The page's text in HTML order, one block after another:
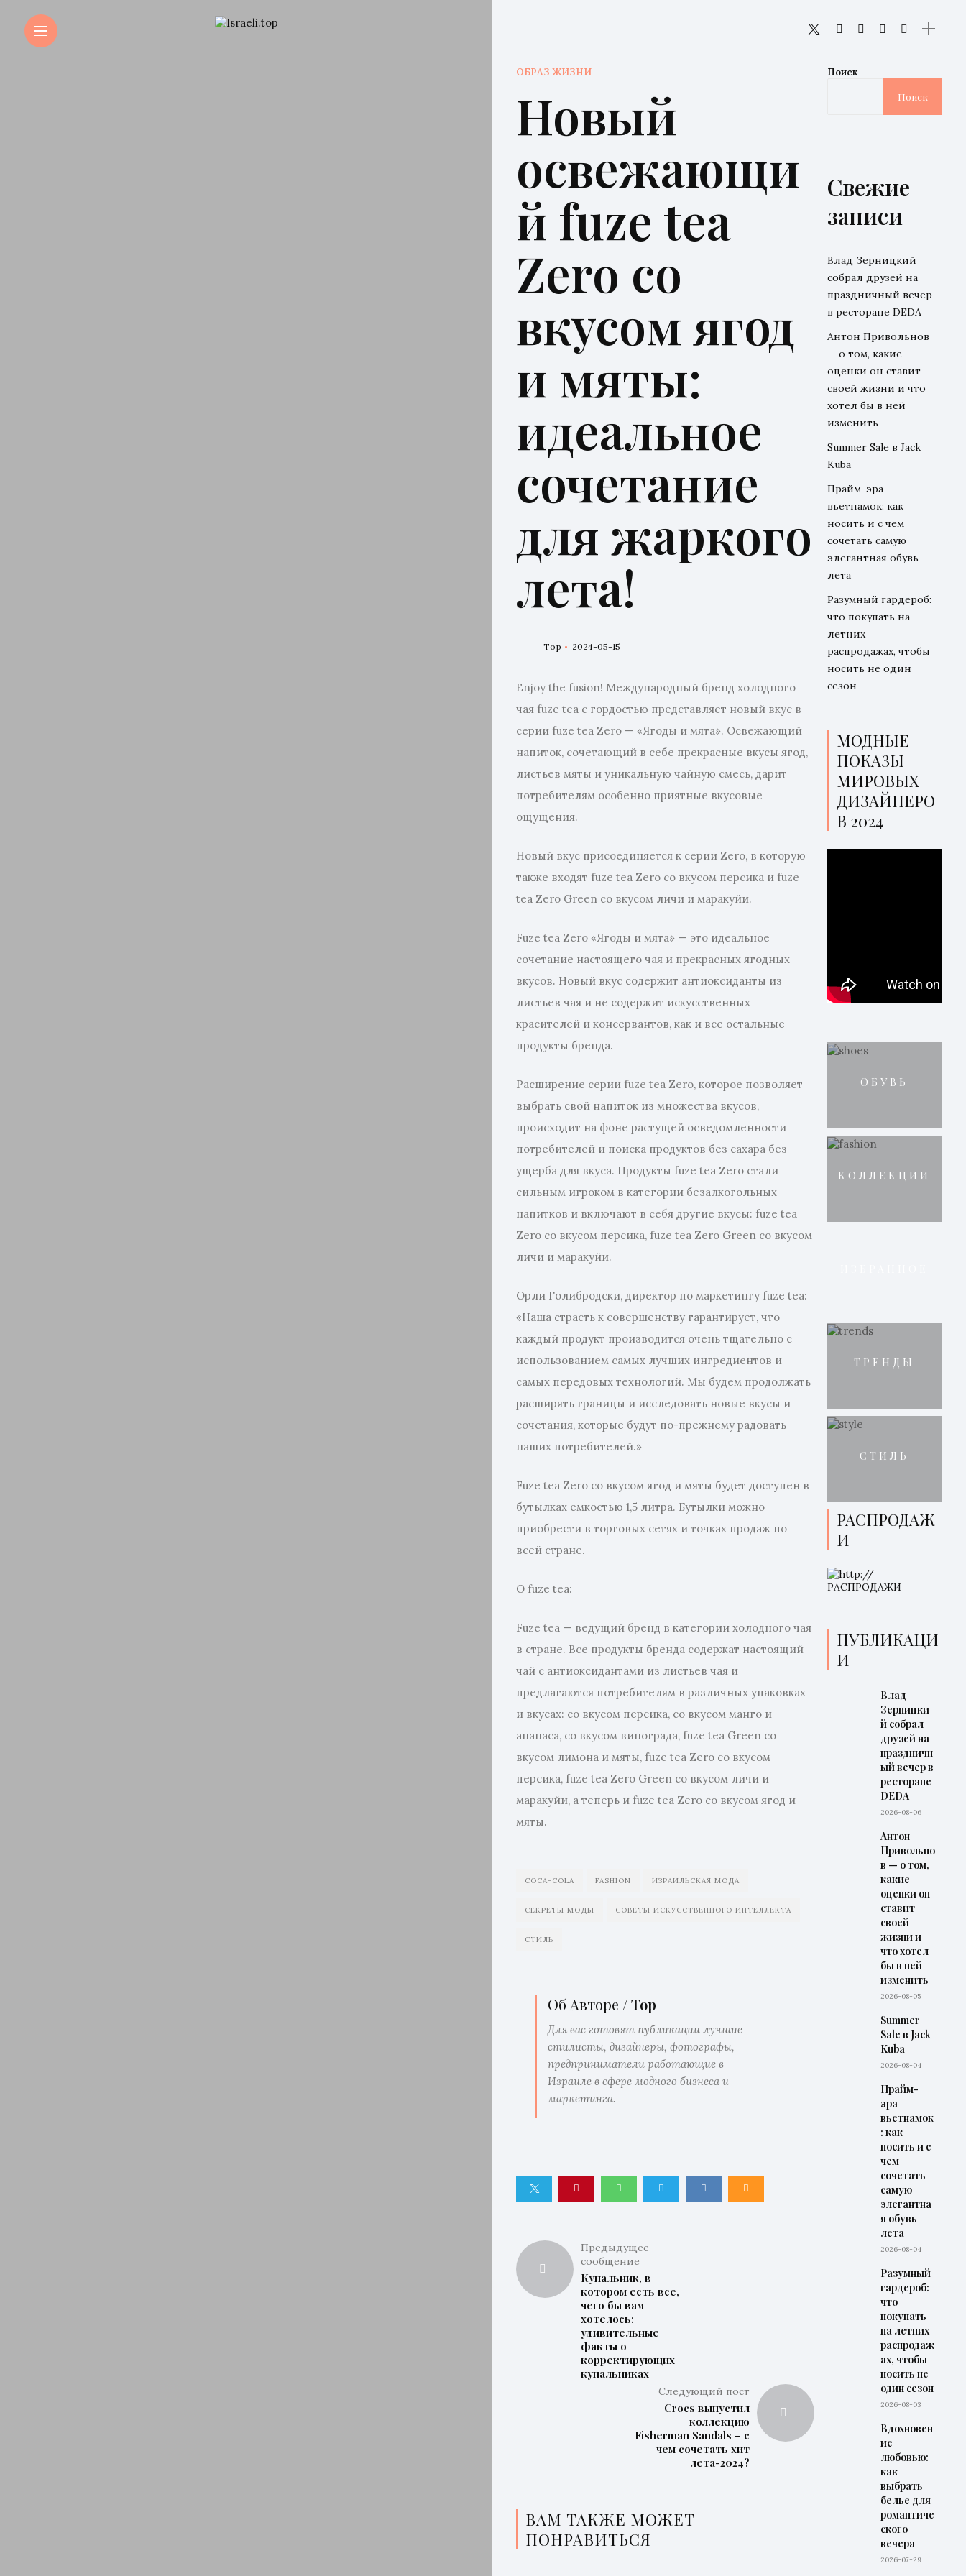
Главная
Избранное
Тренды
Красота
Образ
жизни
Аксессуары
Коллекции
Обувь
Стиль
Поиск
ОБРАЗ ЖИЗНИ
Новый
освежающи
й fuze tea
Zero со
вкусом ягод
и мяты:
идеальное
сочетание
для жаркого
лета!
Top 2024-05-15
Enjoy the fusion! Международный бренд холодного
чая fuze tea с гордостью представляет новый вкус в
серии fuze tea Zero — «Ягоды и мята». Освежающий
напиток, сочетающий в себе прекрасные вкусы ягод,
листьев мяты и уникальную чайную смесь, дарит
потребителям особенно приятные вкусовые
ощущения.
Новый вкус присоединяется к серии Zero, в которую
также входят fuze tea Zero со вкусом персика и fuze
tea Zero Green со вкусом личи и маракуйи.
Fuze tea Zero «Ягоды и мята» — это идеальное
сочетание настоящего чая и прекрасных ягодных
вкусов. Новый вкус содержит антиоксиданты из
листьев чая и не содержит искусственных
красителей и консервантов, как и все остальные
продукты бренда.
Расширение серии fuze tea Zero, которое позволяет
выбрать свой напиток из множества вкусов,
происходит на фоне растущей осведомленности
потребителей и поиска продуктов без сахара без
ущерба для вкуса. Продукты fuze tea Zero стали
сильным игроком в категории безалкогольных
напитков и включают в себя другие вкусы: fuze tea
Zero со вкусом персика, fuze tea Zero Green со вкусом
личи и маракуйи.
Орли Голибродски, директор по маркетингу fuze tea:
«Наша страсть к совершенству гарантирует, что
каждый продукт производится очень тщательно с
использованием самых лучших ингредиентов и
самых передовых технологий. Мы будем продолжать
расширять границы и исследовать новые вкусы и
сочетания, которые будут по-прежнему радовать
наших потребителей.»
Fuze tea Zero со вкусом ягод и мяты будет доступен в
бутылках емкостью 1,5 литра. Бутылки можно
приобрести в торговых сетях и точках продаж по
всей стране.
О fuze tea:
Fuze tea — ведущий бренд в категории холодного чая
в стране. Все продукты бренда содержат настоящий
чай с антиоксидантами из листьев чая и
предлагаются потребителям в различных упаковках
и вкусах: со вкусом персика, со вкусом манго и
ананаса, со вкусом винограда, fuze tea Green со
вкусом лимона и мяты, fuze tea Zero со вкусом
персика, fuze tea Zero Green со вкусом личи и
маракуйи, а теперь и fuze tea Zero со вкусом ягод и
мяты.
COCA-COLA FASHION ИЗРАИЛЬСКАЯ МОДА
СЕКРЕТЫ МОДЫ СОВЕТЫ ИСКУССТВЕННОГО ИНТЕЛЛЕКТА
СТИЛЬ
Об Авторе /Top
Для вас готовят публикации лучшие
стилисты, дизайнеры, фотографы,
предприниматели работающие в
Израиле в сфере модного бизнеса и
маркетинга.
Предыдущее
сообщение
Купальник, в
котором есть все,
чего бы вам
хотелось:
удивительные
факты о
корректирующих
купальниках
Следующий пост
Crocs выпустил
коллекцию
Fisherman Sandals – с
чем сочетать хит
лета-2024?
ВАМ ТАКЖЕ МОЖЕТ
ПОНРАВИТЬСЯ
Поиск
Поиск
Свежие
записи
Влад Зерницкий
собрал друзей на
праздничный вечер
в ресторане DEDA
Антон Привольнов
— о том, какие
оценки он ставит
своей жизни и что
хотел бы в ней
изменить
Summer Sale в Jack
Kuba
Прайм-эра
вьетнамок: как
носить и с чем
сочетать самую
элегантная обувь
лета
Разумный гардероб:
что покупать на
летних
распродажах, чтобы
носить не один
сезон
МОДНЫЕ
ПОКАЗЫ
МИРОВЫХ
ДИЗАЙНЕРО
В 2024
ОБУВЬ
КОЛЛЕКЦИИ
ТРЕНДЫ
СТИЛЬ
РАСПРОДАЖ
И
ПУБЛИКАЦИ
И
Влад
Зерницки
й собрал
друзей на
праздничн
ый вечер в
ресторане
DEDA
2026-08-06
Антон
Привольно
в — о том,
какие
оценки он
ставит
своей
жизни и
что хотел
бы в ней
изменить
2026-08-05
Summer
Sale в Jack
Kuba
2026-08-04
Прайм-
эра
вьетнамок
: как
носить и с
чем
сочетать
самую
элегантна
я обувь
лета
2026-08-04
Разумный
гардероб:
что
покупать
на летних
распродаж
ах, чтобы
носить не
один сезон
2026-08-03
Вдохновен
ие
любовью:
как
выбрать
белье для
романтиче
ского
вечера
2026-07-29